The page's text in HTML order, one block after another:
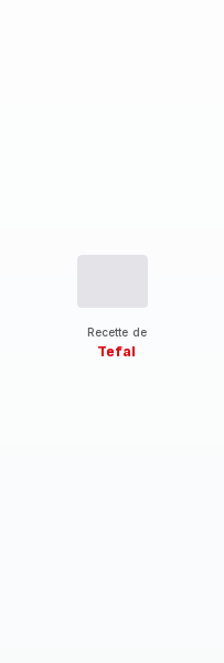
Recette de
Tefal